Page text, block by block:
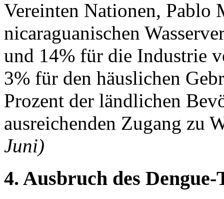
Vereinten Nationen, Pablo
nicaraguanischen
und 14% für die Industrie
3% für den häuslichen
Prozent der ländlichen
ausreichenden Zugang zu
Juni)
4. Ausbruch des